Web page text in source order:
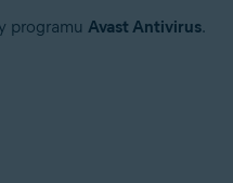
programu Avast Antivirus.